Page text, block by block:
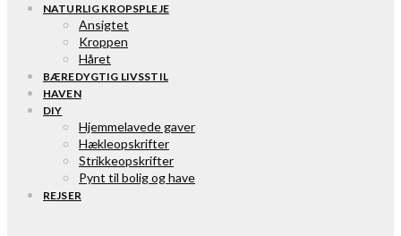
NATURLIG KROPSPLEJE
Ansigtet
Kroppen
Håret
BÆREDYGTIG LIVSSTIL
HAVEN
DIY
Hjemmelavede gaver
Hækleopskrifter
Strikkeopskrifter
Pynt til bolig og have
REJSER